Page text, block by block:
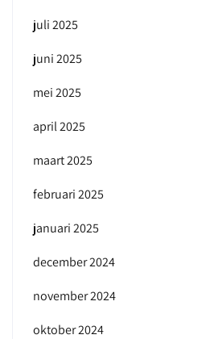
juli 2025
juni 2025
mei 2025
april 2025
maart 2025
februari 2025
januari 2025
december 2024
november 2024
oktober 2024